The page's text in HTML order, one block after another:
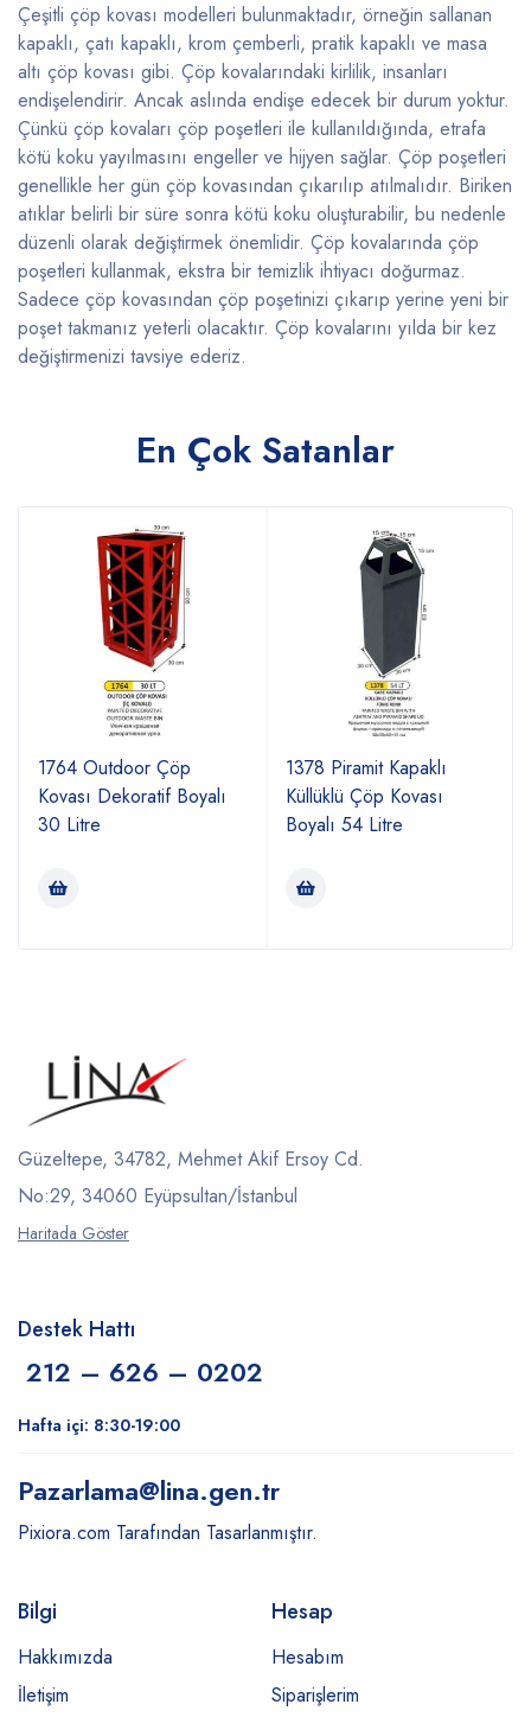
Çeşitli çöp kovası modelleri bulunmaktadır, örneğin sallanan
kapaklı, çatı kapaklı, krom çemberli, pratik kapaklı ve masa
altı çöp kovası gibi. Çöp kovalarındaki kirlilik, insanları
endişelendirir. Ancak aslında endişe edecek bir durum yoktur.
Çünkü çöp kovaları çöp poşetleri ile kullanıldığında, etrafa
kötü koku yayılmasını engeller ve hijyen sağlar. Çöp poşetleri
genellikle her gün çöp kovasından çıkarılıp atılmalıdır. Biriken
atıklar belirli bir süre sonra kötü koku oluşturabilir, bu nedenle
düzenli olarak değiştirmek önemlidir. Çöp kovalarında çöp
poşetleri kullanmak, ekstra bir temizlik ihtiyacı doğurmaz.
Sadece çöp kovasından çöp poşetinizi çıkarıp yerine yeni bir
poşet takmanız yeterli olacaktır. Çöp kovalarını yılda bir kez
değiştirmenizi tavsiye ederiz.
En Çok Satanlar
1764 Outdoor Çöp
Kovası Dekoratif Boyalı
30 Litre
1378 Piramit Kapaklı
Küllüklü Çöp Kovası
Boyalı 54 Litre
Güzeltepe, 34782, Mehmet Akif Ersoy Cd.
No:29, 34060 Eyüpsultan/İstanbul
Haritada Göster
Destek Hattı
212 – 626 – 0202
Hafta içi: 8:30-19:00
Pazarlama@lina.gen.tr
Pixiora.com Tarafından Tasarlanmıştır.
Bilgi
Hakkımızda
İletişim
Hesap
Hesabım
Siparişlerim